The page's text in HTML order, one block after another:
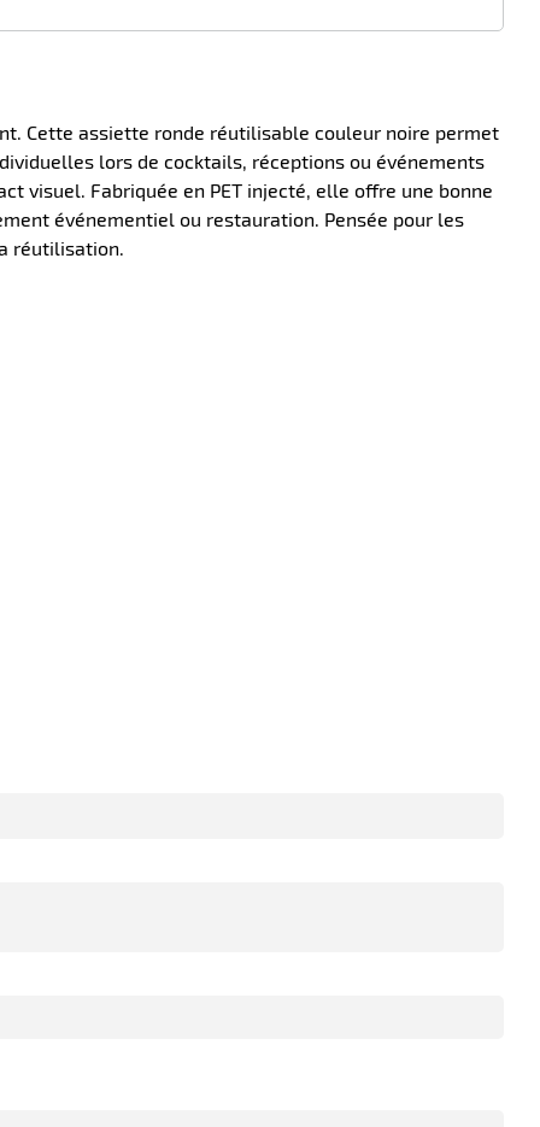
Cette assiette ronde réutilisable couleur noire permet
lors de cocktails, réceptions ou événements
visuel. Fabriquée en PET injecté, elle offre une bonne
événementiel ou restauration. Pensée pour les
réutilisation.